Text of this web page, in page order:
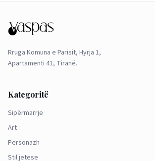
Rruga Komuna e Parisit, Hyrja 1,
Apartamenti 41, Tiranë.
Kategoritë
Sipërmarrje
Art
Personazh
Stil jetese